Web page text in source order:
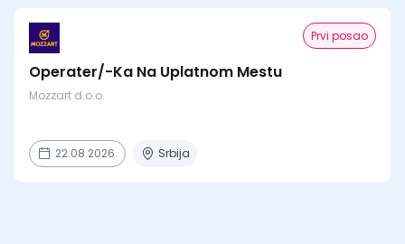
Prvi posao
Operater/-Ka Na Uplatnom Mestu
Mozzart d.o.o.
22.08.2026. Srbija